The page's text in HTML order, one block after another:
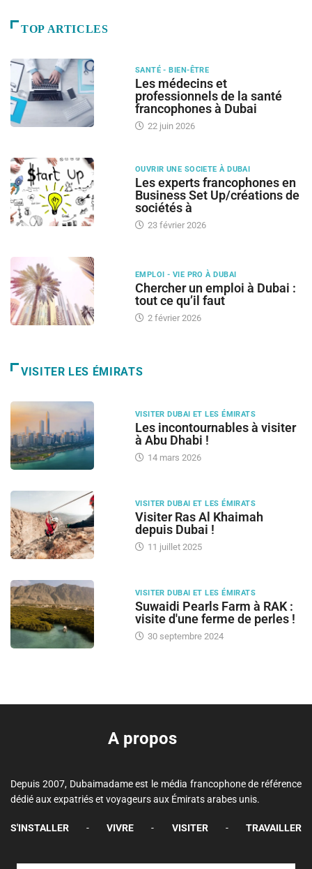
TOP ARTICLES
SANTÉ - BIEN-ÊTRE
Les médecins et
professionnels de la santé
francophones à Dubai
22 juin 2026
OUVRIR UNE SOCIETE À DUBAI
Les experts francophones en
Business Set Up/créations de
sociétés à
23 février 2026
EMPLOI - VIE PRO À DUBAI
Chercher un emploi à Dubai :
tout ce qu’il faut
2 février 2026
VISITER LES ÉMIRATS
VISITER DUBAI ET LES ÉMIRATS
Les incontournables à visiter
à Abu Dhabi !
14 mars 2026
VISITER DUBAI ET LES ÉMIRATS
Visiter Ras Al Khaimah
depuis Dubai !
11 juillet 2025
VISITER DUBAI ET LES ÉMIRATS
Suwaidi Pearls Farm à RAK :
visite d'une ferme de perles !
30 septembre 2024
A propos
Depuis 2007, Dubaimadame est le média francophone de référence
dédié aux expatriés et voyageurs aux Émirats arabes unis.
S'INSTALLER - VIVRE - VISITER - TRAVAILLER